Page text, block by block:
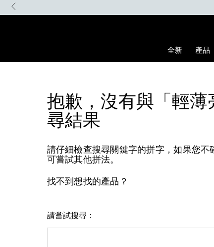
Skip
全新
產品
抱歉，沒有與「輕薄
尋結果
請仔細檢查搜尋關鍵字的拼字，如果您不
可嘗試其他拼法。
找不到想找的產品？
請嘗試搜尋：